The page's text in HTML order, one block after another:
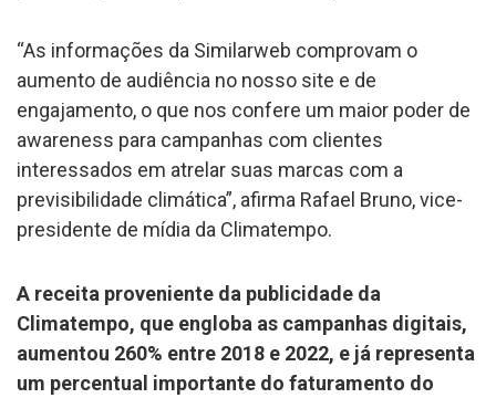
“As informações da Similarweb comprovam o
aumento de audiência no nosso site e de
engajamento, o que nos confere um maior poder de
awareness para campanhas com clientes
interessados em atrelar suas marcas com a
previsibilidade climática”, afirma Rafael Bruno, vice-
presidente de mídia da Climatempo.
A receita proveniente da publicidade da
Climatempo, que engloba as campanhas digitais,
aumentou 260% entre 2018 e 2022, e já representa
um percentual importante do faturamento do